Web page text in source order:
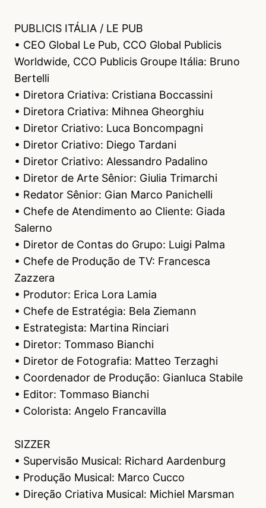
PUBLICIS ITÁLIA / LE PUB
• CEO Global Le Pub, CCO Global Publicis
Worldwide, CCO Publicis Groupe Itália: Bruno
Bertelli
• Diretora Criativa: Cristiana Boccassini
• Diretora Criativa: Mihnea Gheorghiu
• Diretor Criativo: Luca Boncompagni
• Diretor Criativo: Diego Tardani
• Diretor Criativo: Alessandro Padalino
• Diretor de Arte Sênior: Giulia Trimarchi
• Redator Sênior: Gian Marco Panichelli
• Chefe de Atendimento ao Cliente: Giada
Salerno
• Diretor de Contas do Grupo: Luigi Palma
• Chefe de Produção de TV: Francesca
Zazzera
• Produtor: Erica Lora Lamia
• Chefe de Estratégia: Bela Ziemann
• Estrategista: Martina Rinciari
• Diretor: Tommaso Bianchi
• Diretor de Fotografia: Matteo Terzaghi
• Coordenador de Produção: Gianluca Stabile
• Editor: Tommaso Bianchi
• Colorista: Angelo Francavilla
SIZZER
• Supervisão Musical: Richard Aardenburg
• Produção Musical: Marco Cucco
• Direção Criativa Musical: Michiel Marsman